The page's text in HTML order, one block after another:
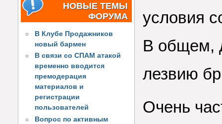
НОВЫЕ ТЕМЫ
ФОРУМА
В Клубе Продажников
новый бармен
В связи со СПАМ атакой
временно вводится
премодерация
материалов и
регистрации
пользователей
Вопрос по активным
условия
В общем,
лезвию
Очень